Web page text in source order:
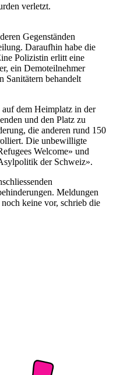
verletzt.
Gegenständen
Daraufhin habe die
Polizistin erlitt eine
ein Demoteilnehmer
Sanitätern behandelt
dem Heimplatz in der
und den Platz zu
die anderen rund 150
Die unbewilligte
Welcome» und
der Schweiz».
Meldungen
keine vor, schrieb die